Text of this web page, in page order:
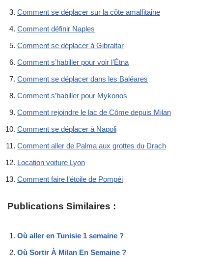
Comment se déplacer sur la côte amalfitaine
Comment définir Naples
Comment se déplacer à Gibraltar
Comment s’habiller pour voir l’Étna
Comment se déplacer dans les Baléares
Comment s’habiller pour Mykonos
Comment rejoindre le lac de Côme depuis Milan
Comment se déplacer à Napoli
Comment aller de Palma aux grottes du Drach
Location voiture Lyon
Comment faire l’étoile de Pompéi
Publications Similaires :
Où aller en Tunisie 1 semaine ?
Où Sortir À Milan En Semaine ?